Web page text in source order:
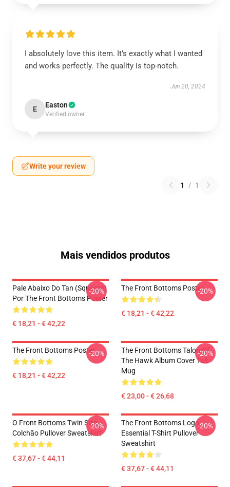
I absolutely love this item. It’s exactly what I wanted
and works perfectly. The quality is top-notch.
Jun 20, 2024
E Easton
Verified owner
Write your review
1 / 1
Mais vendidos produtos
Pale Abaixo Do Tan (Squeeze)
Por The Front Bottoms Poster
€ 18,21 - € 42,22
-20% The Front Bottoms Poster
€ 18,21 - € 42,22
-20%
The Front Bottoms Poster
€ 18,21 - € 42,22
-20%
The Front Bottoms Talon Of
The Hawk Album Cover Tall
Mug
€ 23,00 - € 26,68
-20%
O Front Bottoms Twin Size
Colchão Pullover Sweatshirt
€ 37,67 - € 44,11
-20%
The Front Bottoms Logo
Essential T-Shirt Pullover
Sweatshirt
€ 37,67 - € 44,11
-20%